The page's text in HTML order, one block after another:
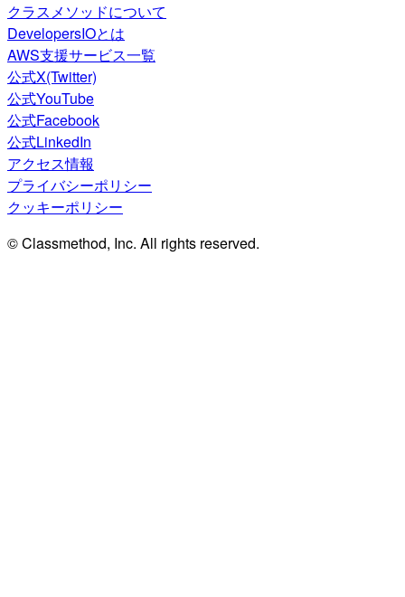
クラスメソッドについて
DevelopersIOとは
AWS支援サービス一覧
公式X(Twitter)
公式YouTube
公式Facebook
公式LinkedIn
アクセス情報
プライバシーポリシー
クッキーポリシー
© Classmethod, Inc. All rights reserved.